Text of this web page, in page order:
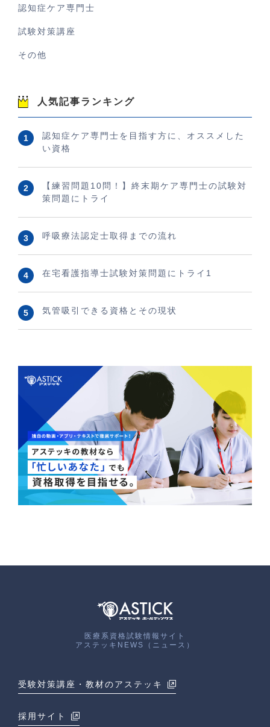
認知症ケア専門士
試験対策講座
その他
人気記事ランキング
認知症ケア専門士を目指す方に、オススメした
い資格
【練習問題10問！】終末期ケア専門士の試験対
策問題にトライ
呼吸療法認定士取得までの流れ
在宅看護指導士試験対策問題にトライ1
気管吸引できる資格とその現状
医療系資格試験情報サイト
アステッキNEWS（ニュース）
受験対策講座・教材のアステッキ
採用サイト